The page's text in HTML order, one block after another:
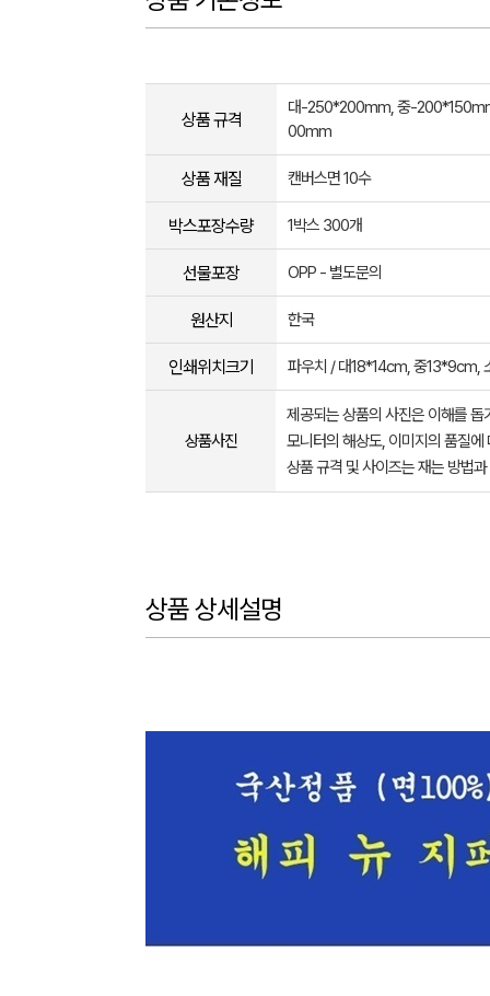
상품 규격
대-250*200mm, 중-
00mm
상품 재질 캔버스면 10수
박스포장수량 1박스 300개
선물포장 OPP - 별도문의
원산지 한국
인쇄위치크기 파우치 / 대18*14cm, 중13*9cm,
상품사진
제공되는 상품의 사진은 이해를
모니터의 해상도, 이미지의 품질
상품 규격 및 사이즈는 재는 방법
상품 상세설명